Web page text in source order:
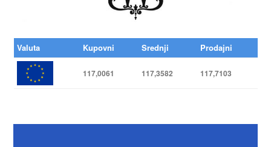
Valuta Kupovni Srednji Prodajni
117,0061 117,3582 117,7103